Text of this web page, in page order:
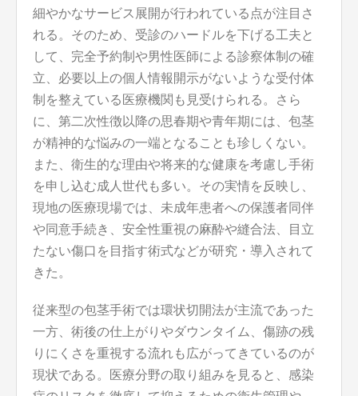
細やかなサービス展開が行われている点が注目さ
れる。そのため、受診のハードルを下げる工夫と
して、完全予約制や男性医師による診察体制の確
立、必要以上の個人情報開示がないような受付体
制を整えている医療機関も見受けられる。さら
に、第二次性徴以降の思春期や青年期には、包茎
が精神的な悩みの一端となることも珍しくない。
また、衛生的な理由や将来的な健康を考慮し手術
を申し込む成人世代も多い。その実情を反映し、
現地の医療現場では、未成年患者への保護者同伴
や同意手続き、安全性重視の麻酔や縫合法、目立
たない傷口を目指す術式などが研究・導入されて
きた。
従来型の包茎手術では環状切開法が主流であった
一方、術後の仕上がりやダウンタイム、傷跡の残
りにくさを重視する流れも広がってきているのが
現状である。医療分野の取り組みを見ると、感染